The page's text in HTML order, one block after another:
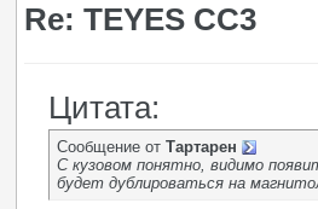
Re: TEYES CC3
Цитата:
Сообщение от Тартарен
С кузовом понятно, видимо
будет дублироваться на